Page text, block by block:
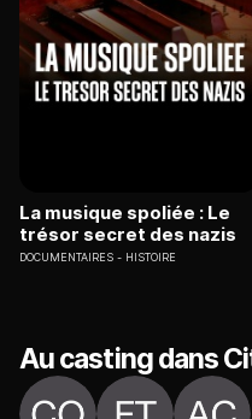
La musique spoliée : Le
trésor secret des nazis
DOCUMENTAIRES HISTOIRE
Au casting dans